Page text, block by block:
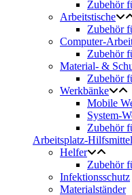
Zubehör
Arbeitstische
Zubehör
Computer-
Zubehör
Material- &
Zubehör
Werkbänke
Mobile
System-
Zubehör
Arbeitsplatz-Hilfsmittel
Helfer
Zubehör
Infektionsschutz
Materialständer